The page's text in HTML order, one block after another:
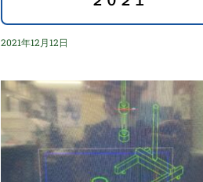
2021年12月12日